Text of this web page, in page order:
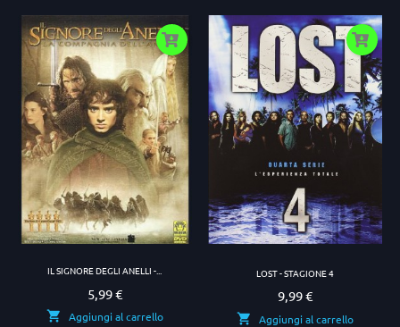
IL SIGNORE DEGLI ANELLI -...
Prezzo
5,99 €
Aggiungi al carrello
LOST - STAGIONE 4
Prezzo
9,99 €
Aggiungi al carrello